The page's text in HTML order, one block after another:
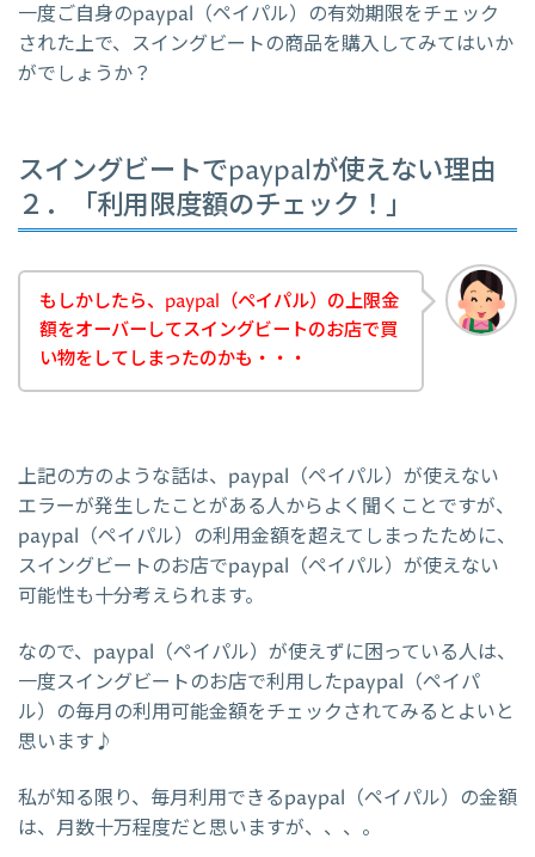
一度ご自身のpaypal（ペイパル）の有効期限をチェック
された上で、スイングビートの商品を購入してみてはいか
がでしょうか？
スイングビートでpaypalが使えない理由
２．「利用限度額のチェック！」
もしかしたら、paypal（ペイパル）の上限金
額をオーバーしてスイングビートのお店で買
い物をしてしまったのかも・・・
上記の方のような話は、paypal（ペイパル）が使えない
エラーが発生したことがある人からよく聞くことですが、
paypal（ペイパル）の利用金額を超えてしまったために、
スイングビートのお店でpaypal（ペイパル）が使えない
可能性も十分考えられます。
なので、paypal（ペイパル）が使えずに困っている人は、
一度スイングビートのお店で利用したpaypal（ペイパ
ル）の毎月の利用可能金額をチェックされてみるとよいと
思います♪
私が知る限り、毎月利用できるpaypal（ペイパル）の金額
は、月数十万程度だと思いますが、、、。